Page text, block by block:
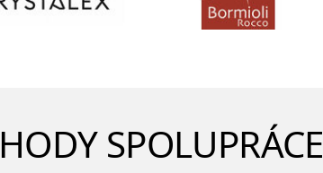
SPOLUPRÁCE